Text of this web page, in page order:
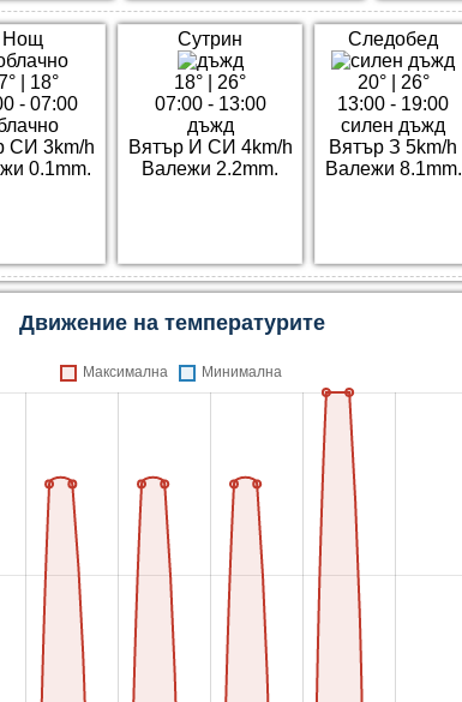
Нощ
| 18°
- 07:00
СИ 3km/h
0.1mm.
Сутрин
18°
26°
07:00 - 13:00
дъжд
Вятър И СИ 4km/h
Валежи 2.2mm.
Следобед
20°| 26°
13:00 - 19:00
силен дъжд
Вятър З 5km/h
Валежи 8.1mm.
Движение на температурите